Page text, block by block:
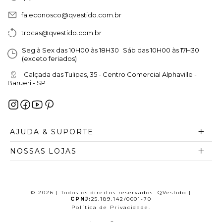
faleconosco@qvestido.com.br
trocas@qvestido.com.br
Seg à Sex das 10H00 às 18H30 Sáb das 10H00 às 17H30
(exceto feriados)
Calçada das Tulipas, 35 - Centro Comercial Alphaville -
Barueri - SP
AJUDA & SUPORTE
NOSSAS LOJAS
© 2026 | Todos os direitos reservados. QVestido |
CPNJ:25.189.142/0001-70
Política de Privacidade.